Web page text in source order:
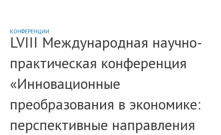
КОНФЕРЕНЦИИ
LVIII Международная научно-
практическая конференция
«Инновационные
преобразования в экономике:
перспективные направления